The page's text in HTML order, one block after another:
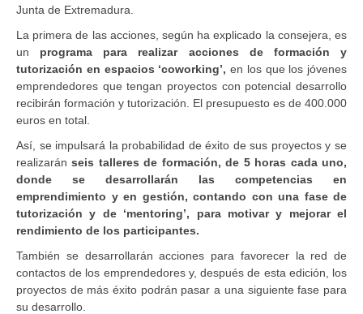
Junta de Extremadura.
La primera de las acciones, según ha explicado la consejera, es
un programa para realizar acciones de formación y
tutorización en espacios ‘coworking’, en los que los jóvenes
emprendedores que tengan proyectos con potencial desarrollo
recibirán formación y tutorización. El presupuesto es de 400.000
euros en total.
Así, se impulsará la probabilidad de éxito de sus proyectos y se
realizaránseis talleres de formación, de 5 horas cada uno,
donde se desarrollarán las competencias en
emprendimiento y en gestión, contando con una fase de
tutorización y de ‘mentoring’, para motivar y mejorar el
rendimiento de los participantes.
También se desarrollarán acciones para favorecer la red de
contactos de los emprendedores y, después de esta edición, los
proyectos de más éxito podrán pasar a una siguiente fase para
su desarrollo.